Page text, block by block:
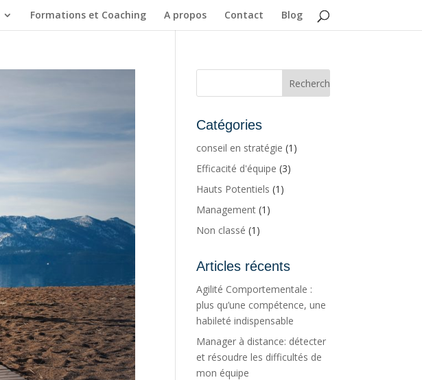
Formations et Coaching A propos Contact Blog
Catégories
conseil en stratégie (1)
Efficacité d'équipe (3)
Hauts Potentiels (1)
Management (1)
Non classé (1)
Articles récents
Agilité Comportementale :
plus qu’une compétence, une
habileté indispensable
Manager à distance: détecter
et résoudre les difficultés de
mon équipe